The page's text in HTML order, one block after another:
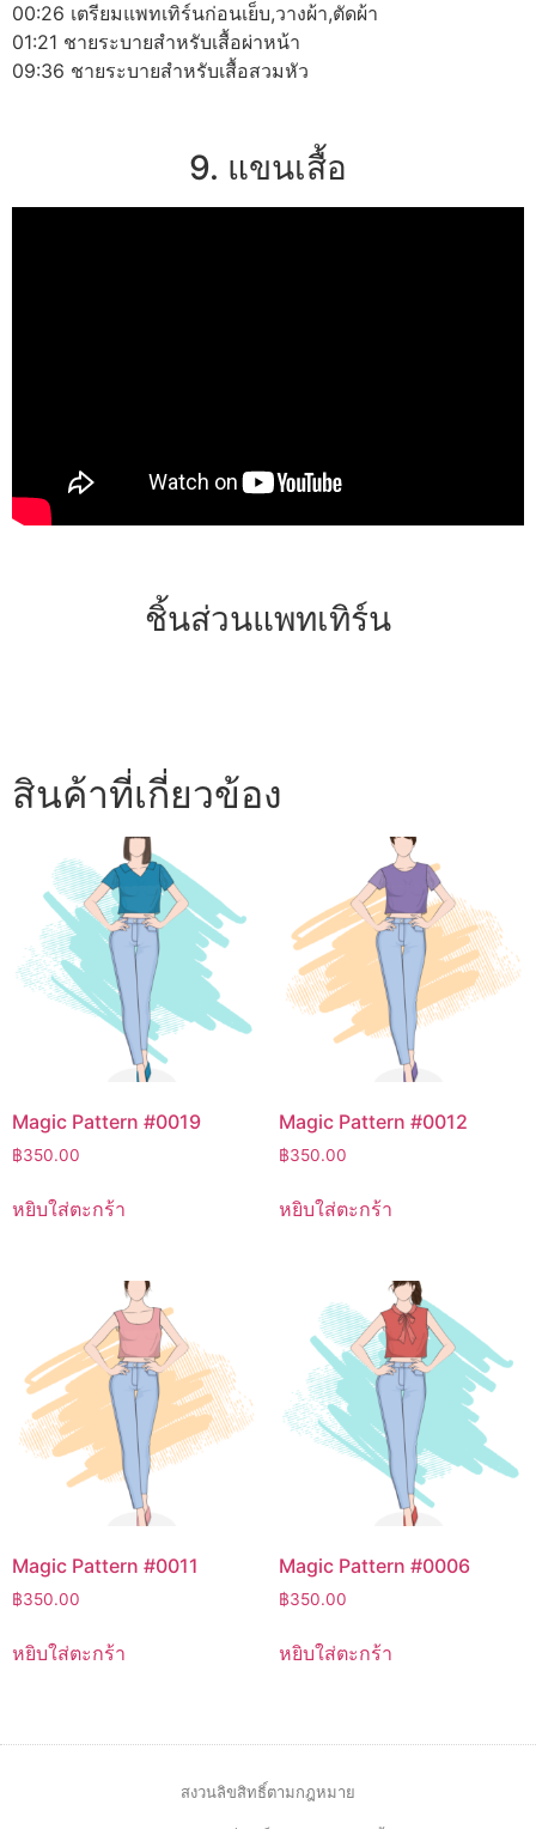
00:26 เตรียมแพทเทิร์นก่อนเย็บ,วางผ้า,ตัดผ้า
01:21 ชายระบายสำหรับเสื้อผ่าหน้า
09:36 ชายระบายสำหรับเสื้อสวมหัว
9. แขนเสื้อ
ชิ้นส่วนแพทเทิร์น
สินค้าที่เกี่ยวข้อง
Magic Pattern #0019
฿350.00
หยิบใส่ตะกร้า
Magic Pattern #0012
฿350.00
หยิบใส่ตะกร้า
Magic Pattern #0011
฿350.00
หยิบใส่ตะกร้า
Magic Pattern #0006
฿350.00
หยิบใส่ตะกร้า
สงวนลิขสิทธิ์ตามกฎหมาย